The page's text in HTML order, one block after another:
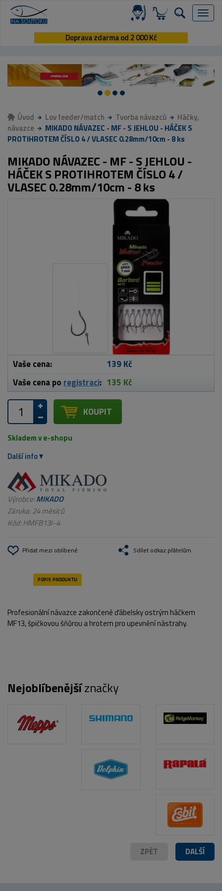
Menu
Doprava zdarma od 2 000 Kč
Úvod Lov feeder/match Tvorba návazců
Háčky,
návazce
MIKADO NÁVAZEC - MF - S JEHLOU - HÁČEK S
PROTIHROTEM ČÍSLO 4 / VLASEC 0.28mm/10cm - 8 ks
MIKADO NÁVAZEC - MF - S JEHLOU -
HÁČEK S PROTIHROTEM ČÍSLO 4 /
VLASEC 0.28mm/10cm - 8 ks
Vaše cena:
139 Kč
Vaše cena po registraci: 135 Kč
KOUPIT
Skladem v e-shopu
Další info
Výrobce:MIKADO
Záruka: 24 měsíců
Kód:HMFB13I-4
Přidat mezi oblíbené Sdílet odkaz přátelům
POPIS PRODUKTU
Profesionální návazce zakončené ďábelsky ostrým háčkem
MF13, špičkovou šňůrou a hrotem pro upevnění nástrahy.
Nejoblíbenějšíznačky
DALŠÍ
ZPĚT